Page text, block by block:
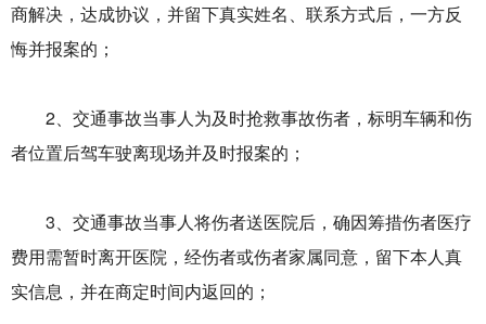
商解决，达成协议，并留下真实姓名、联系方式后，一方反
悔并报案的；
2、交通事故当事人为及时抢救事故伤者，标明车辆和伤
者位置后驾车驶离现场并及时报案的；
3、交通事故当事人将伤者送医院后，确因筹措伤者医疗
费用需暂时离开医院，经伤者或伤者家属同意，留下本人真
实信息，并在商定时间内返回的；